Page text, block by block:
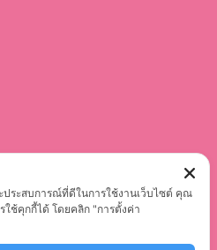
ประสบการณ์ที่ดีในการใช้งานเว็บไซต์ คุณ
ใช้คุกกี้ได้ โดยคลิก "การตั้งค่า